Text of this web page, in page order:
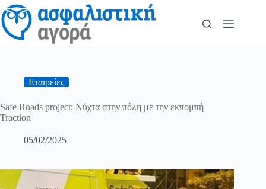
Εταιρείες
Safe Roads project: Νύχτα στην πόλη με την εκπομπή
Traction
05/02/2025